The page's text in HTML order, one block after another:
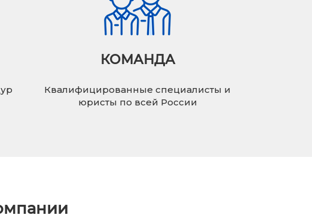
КОМАНДА
Квалифицированные специалисты и
юристы по всей России